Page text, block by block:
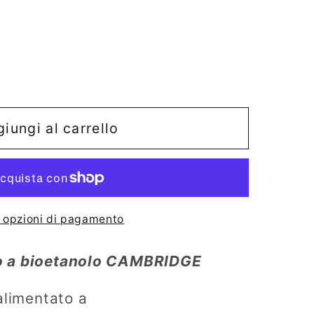
al carrello
di pagamento
a bioetanolo CAMBRIDGE
a